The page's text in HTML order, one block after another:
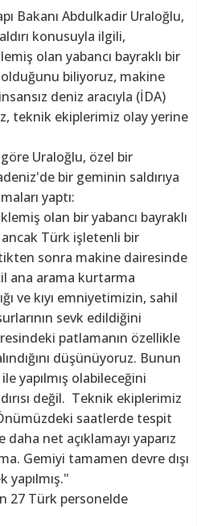
Bakanı Abdulkadir Uraloğlu,
konusuyla ilgili,
olan yabancı bayraklı bir
biliyoruz, makine
deniz aracıyla (İDA)
teknik ekiplerimiz olay yerine
göre Uraloğlu, özel bir
bir geminin saldırıya
yaptı:
olan bir yabancı bayraklı
Türk işletenli bir
sonra makine dairesinde
ana arama kurtarma
ve kıyı emniyetimizin, sahil
sevk edildiğini
patlamanın özellikle
düşünüyoruz. Bunun
yapılmış olabileceğini
değil. Teknik ekiplerimiz
saatlerde tespit
net açıklamayı yaparız
Gemiyi tamamen devre dışı
yapılmış."
27 Türk personelde